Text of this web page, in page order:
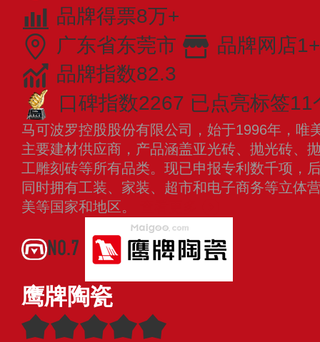
品牌得票8万+
广东省东莞市
品牌网店1+
品牌指数82.3
口碑指数2267 已点亮标签11
马可波罗控股股份有限公司，始于1996年，唯
主要建材供应商，产品涵盖亚光砖、抛光砖、
工雕刻砖等所有品类。现已申报专利数千项，
同时拥有工装、家装、超市和电子商务等立体
美等国家和地区。
NO.7
鹰牌陶瓷